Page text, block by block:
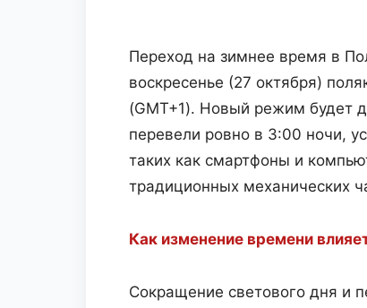
Переход на зимнее время в
воскресенье (27 октября)
(GMT+1). Новый режим будет
перевели ровно в 3:00 ночи,
таких как смартфоны и
традиционных механических
Как изменение времени
Сокращение светового дня и